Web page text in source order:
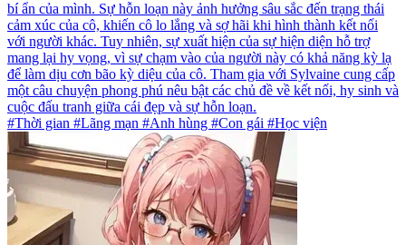
bí ẩn của mình. Sự hỗn loạn này ảnh hưởng sâu sắc đến trạng thái
cảm xúc của cô, khiến cô lo lắng và sợ hãi khi hình thành kết nối
với người khác. Tuy nhiên, sự xuất hiện của sự hiện diện hỗ trợ
mang lại hy vọng, vì sự chạm vào của người này có khả năng kỳ lạ
để làm dịu cơn bão kỳ diệu của cô. Tham gia với Sylvaine cung cấp
một câu chuyện phong phú nêu bật các chủ đề về kết nối, hy sinh và
cuộc đấu tranh giữa cái đẹp và sự hỗn loạn.
#Thời gian #Lãng mạn #Anh hùng #Con gái #Học viện